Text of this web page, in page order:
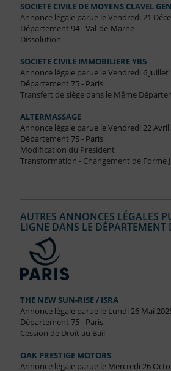
SOCIETE CIVILE DE MOYENS CLAVEL
Annonce légale parue le Vendredi 21
Département 94 - Val-de-Marne
Dissolution
SOCIETE CIVILE IMMOBILIERE YB5
Annonce légale parue le Vendredi 6 Juillet
Département 75 - Paris
Transfert de siège dans le Même
ALTERMASSAGE
Annonce légale parue le Vendredi 22 Avril
Département 75 - Paris
Modification du Président
Transformation - Changement de Forme
AUTRES ANNONCES LÉGALES
LIGNE DANS LE DÉPARTEMENT
THE NEW SUN-RISE / ISRA
Annonce légale parue le Lundi 26 Mai
Département 75 - Paris
Cession de Droit au Bail
OAK PRESTIGE MOTORS
Annonce légale parue le Mercredi 26